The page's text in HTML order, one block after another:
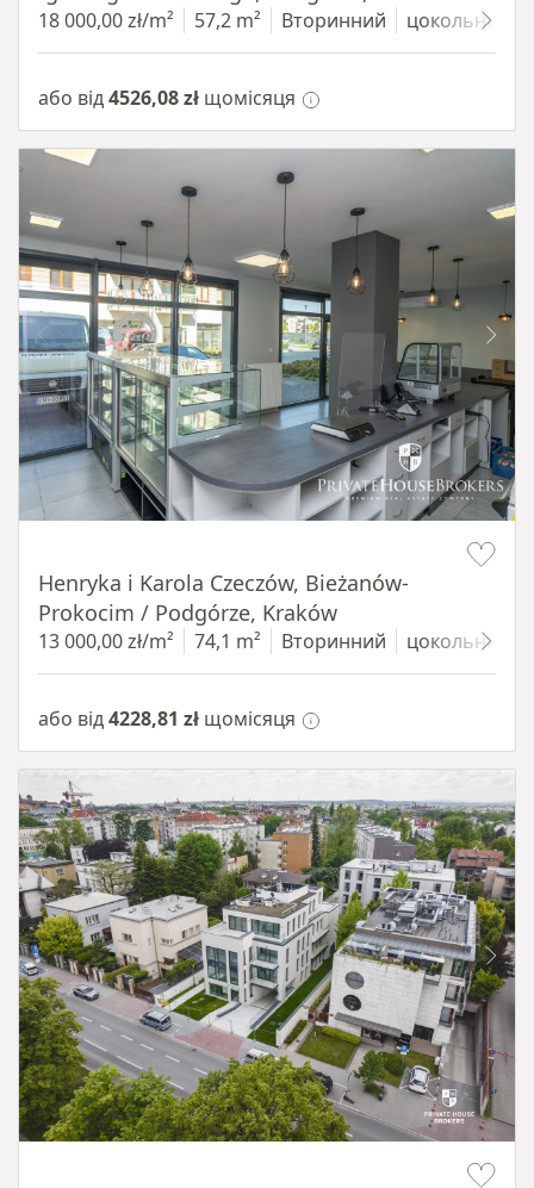
18 000,00 zł/m² 57,2 m² Вторинний цокольний
або від4526,08 zł щомісяця
Henryka i Karola Czeczów, Bieżanów-
Prokocim / Podgórze, Kraków
13 000,00 zł/m² 74,1 m² Вторинний цокольний
або від4228,81 zł щомісяця